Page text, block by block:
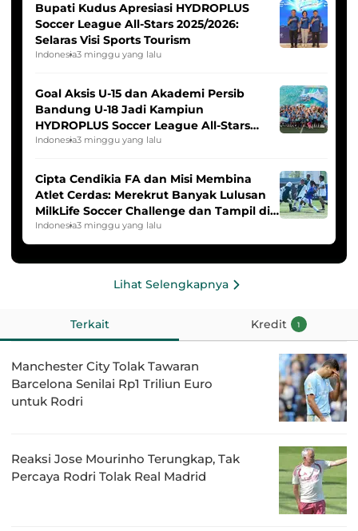
Bupati Kudus Apresiasi HYDROPLUS
Soccer League All-Stars 2025/2026:
Selaras Visi Sports Tourism
Indonesia3 minggu yang lalu
Goal Aksis U-15 dan Akademi Persib
Bandung U-18 Jadi Kampiun
HYDROPLUS Soccer League All-Stars
2025/2026
Indonesia3 minggu yang lalu
Cipta Cendikia FA dan Misi Membina
Atlet Cerdas: Merekrut Banyak Lulusan
MilkLife Soccer Challenge dan Tampil di
HYDROPLUS Soccer League
Indonesia3 minggu yang lalu
Lihat Selengkapnya
Terkait Kredit 1
Manchester City Tolak Tawaran
Barcelona Senilai Rp1 Triliun Euro
untuk Rodri
Reaksi Jose Mourinho Terungkap, Tak
Percaya Rodri Tolak Real Madrid